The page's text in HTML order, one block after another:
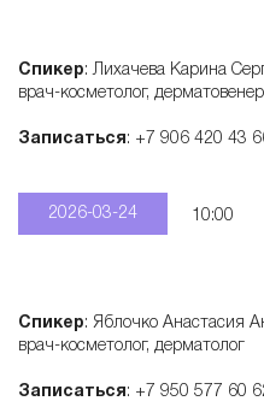
Спикер: Лихачева Карина
врач-косметолог,
Записаться: +7 906 420 43
2026-03-24 10:00
Спикер: Яблочко Анастасия
врач-косметолог, дерматолог
Записаться: +7 950 577 60